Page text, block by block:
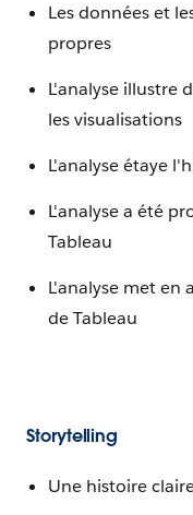
Les données et
propres
L'analyse illustre
les visualisations
L'analyse étaye
L'analyse a été
Tableau
L'analyse met en
de Tableau
Storytelling
Une histoire